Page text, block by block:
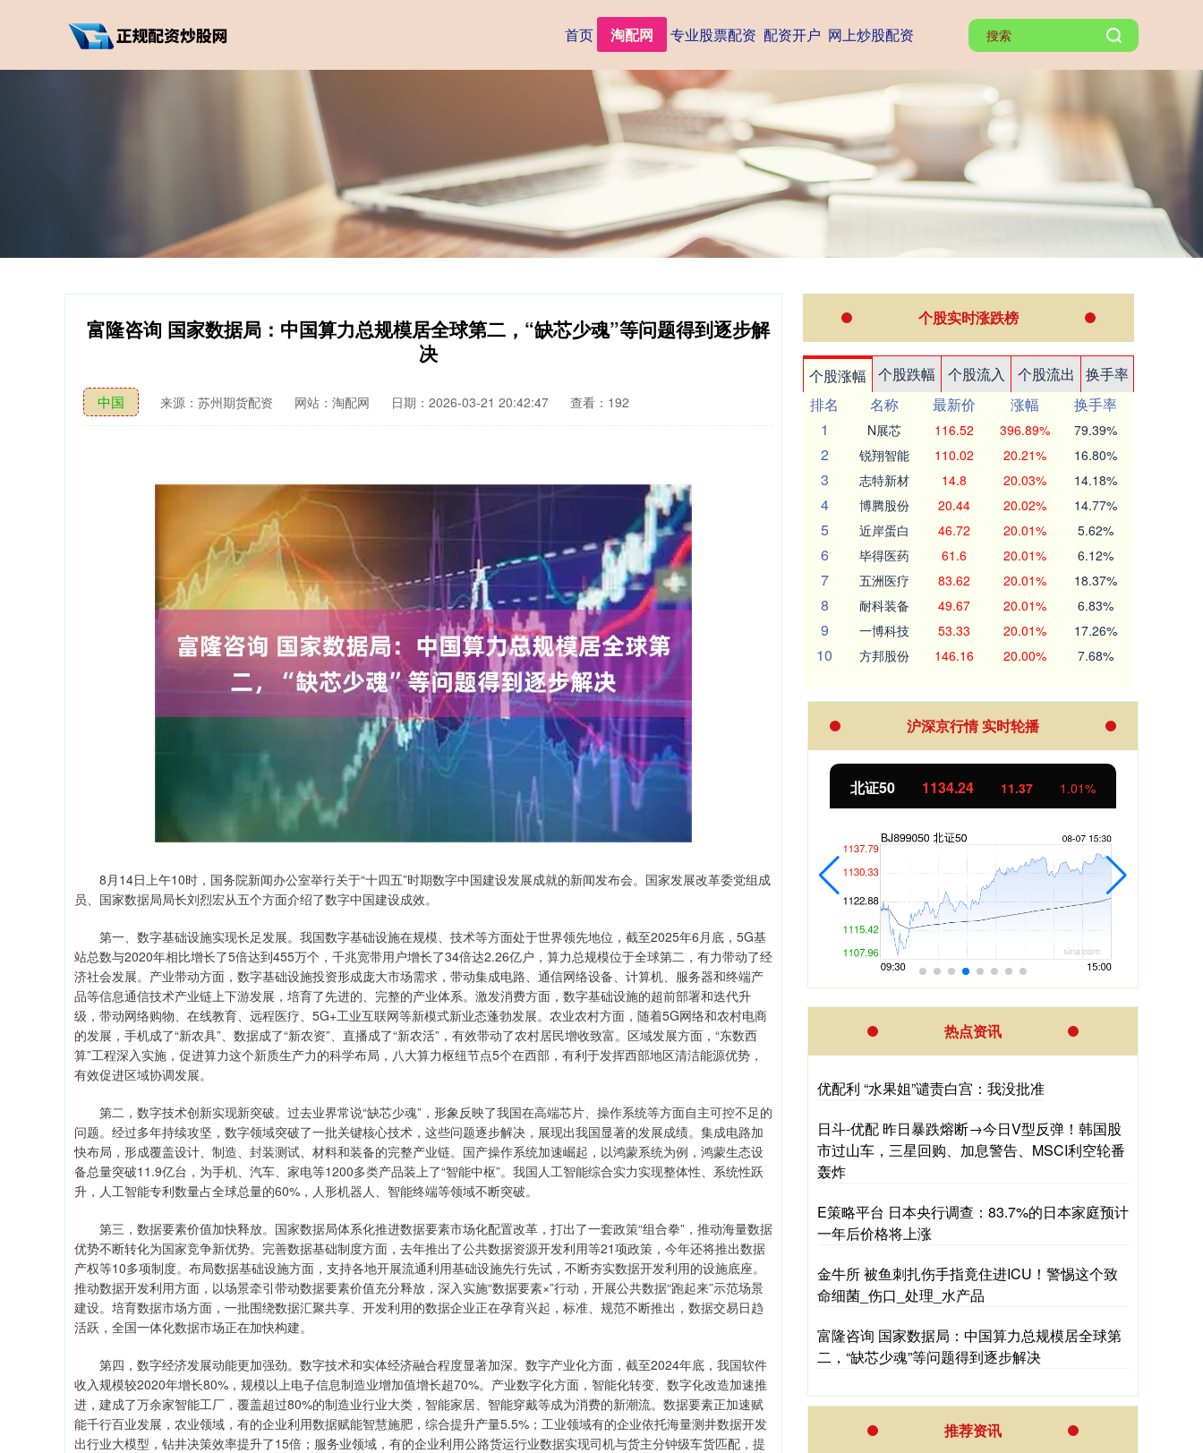
首页 淘配网 专业股票配资 配资开户 网上炒股配资
富隆咨询 国家数据局：中国算力总规模居全球第二，“缺芯少魂”等问题得到逐步解
决
中国 来源：苏州期货配资 网站：淘配网 日期：2026-03-21 20:42:47 查看：192
8月14日上午10时，国务院新闻办公室举行关于“十四五”时期数字中国建设发展成就的新闻发布会。国家发展改革委党组成
员、国家数据局局长刘烈宏从五个方面介绍了数字中国建设成效。
第一、数字基础设施实现长足发展。我国数字基础设施在规模、技术等方面处于世界领先地位，截至2025年6月底，5G基
站总数与2020年相比增长了5倍达到455万个，千兆宽带用户增长了34倍达2.26亿户，算力总规模位于全球第二，有力带动了经
济社会发展。产业带动方面，数字基础设施投资形成庞大市场需求，带动集成电路、通信网络设备、计算机、服务器和终端产
品等信息通信技术产业链上下游发展，培育了先进的、完整的产业体系。激发消费方面，数字基础设施的超前部署和迭代升
级，带动网络购物、在线教育、远程医疗、5G+工业互联网等新模式新业态蓬勃发展。农业农村方面，随着5G网络和农村电商
的发展，手机成了“新农具”、数据成了“新农资”、直播成了“新农活”，有效带动了农村居民增收致富。区域发展方面，“东数西
算”工程深入实施，促进算力这个新质生产力的科学布局，八大算力枢纽节点5个在西部，有利于发挥西部地区清洁能源优势，
有效促进区域协调发展。
第二，数字技术创新实现新突破。过去业界常说“缺芯少魂”，形象反映了我国在高端芯片、操作系统等方面自主可控不足的
问题。经过多年持续攻坚，数字领域突破了一批关键核心技术，这些问题逐步解决，展现出我国显著的发展成绩。集成电路加
快布局，形成覆盖设计、制造、封装测试、材料和装备的完整产业链。国产操作系统加速崛起，以鸿蒙系统为例，鸿蒙生态设
备总量突破11.9亿台，为手机、汽车、家电等1200多类产品装上了“智能中枢”。我国人工智能综合实力实现整体性、系统性跃
升，人工智能专利数量占全球总量的60%，人形机器人、智能终端等领域不断突破。
第三，数据要素价值加快释放。国家数据局体系化推进数据要素市场化配置改革，打出了一套政策“组合拳”，推动海量数据
优势不断转化为国家竞争新优势。完善数据基础制度方面，去年推出了公共数据资源开发利用等21项政策，今年还将推出数据
产权等10多项制度。布局数据基础设施方面，支持各地开展流通利用基础设施先行先试，不断夯实数据开发利用的设施底座。
推动数据开发利用方面，以场景牵引带动数据要素价值充分释放，深入实施“数据要素×”行动，开展公共数据“跑起来”示范场景
建设。培育数据市场方面，一批围绕数据汇聚共享、开发利用的数据企业正在孕育兴起，标准、规范不断推出，数据交易日趋
活跃，全国一体化数据市场正在加快构建。
第四，数字经济发展动能更加强劲。数字技术和实体经济融合程度显著加深。数字产业化方面，截至2024年底，我国软件
收入规模较2020年增长80%，规模以上电子信息制造业增加值增长超70%。产业数字化方面，智能化转变、数字化改造加速推
进，建成了万余家智能工厂，覆盖超过80%的制造业行业大类，智能家居、智能穿戴等成为消费的新潮流。数据要素正加速赋
能千行百业发展，农业领域，有的企业利用数据赋能智慧施肥，综合提升产量5.5%；工业领域有的企业依托海量测井数据开发
出行业大模型，钻井决策效率提升了15倍；服务业领域，有的企业利用公路货运行业数据实现司机与货主分钟级车货匹配，提
个股实时涨跌榜
个股涨幅 个股跌幅 个股流入 个股流出
换手率
排名
名称 最新价 涨幅
换手率
1
N展芯 116.52 396.89% 79.39%
2 锐翔智能 110.02 20.21% 16.80%
3 志特新材 14.8 20.03% 14.18%
4 博腾股份 20.44 20.02% 14.77%
5 近岸蛋白 46.72 20.01% 5.62%
6 毕得医药 61.6 20.01% 6.12%
7 五洲医疗 83.62 20.01% 18.37%
8 耐科装备 49.67 20.01% 6.83%
9 一博科技 53.33 20.01% 17.26%
10 方邦股份 146.16 20.00% 7.68%
沪深京行情 实时轮播
14311.01 200.89 沪深300 4694.44 北证50 1134.24 11.37 1.01%
热点资讯
优配利 “水果姐”谴责白宫：我没批准
日斗-优配 昨日暴跌熔断→今日V型反弹！韩国股
市过山车，三星回购、加息警告、MSCI利空轮番
轰炸
E策略平台 日本央行调查：83.7%的日本家庭预计
一年后价格将上涨
金牛所 被鱼刺扎伤手指竟住进ICU！警惕这个致
命细菌_伤口_处理_水产品
富隆咨询 国家数据局：中国算力总规模居全球第
二，“缺芯少魂”等问题得到逐步解决
推荐资讯